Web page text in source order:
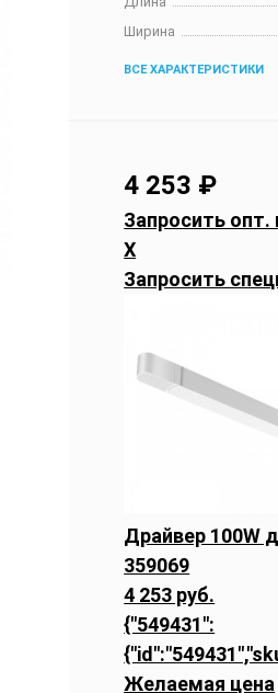
Ширина
ВСЕ ХАРАКТЕРИСТИКИ
4 253 ₽
Запросить опт.
X
Запросить
Драйвер 100W
359069
4 253 руб.
{"549431":
Желаемая цена